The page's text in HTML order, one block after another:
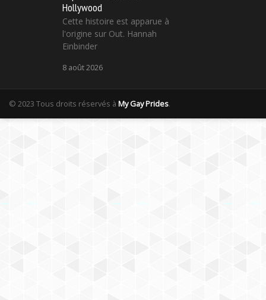
Hollywood
Cette histoire est apparue à
l'origine sur Out. Hannah
Einbinder
8 août 2026
© 2023 Tous droits réservés à My Gay Prides.